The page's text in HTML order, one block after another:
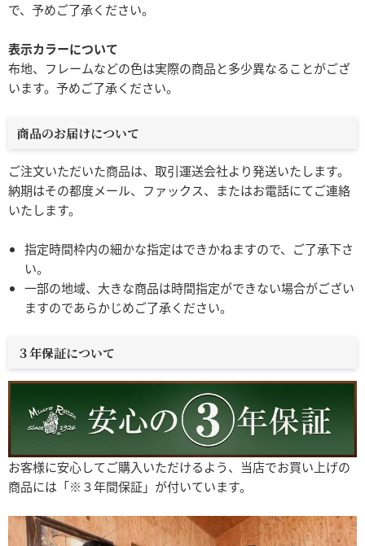
で、予めご了承ください。
表示カラーについて
布地、フレームなどの色は実際の商品と多少異なることがござ
います。予めご了承ください。
商品のお届けについて
ご注文いただいた商品は、取引運送会社より発送いたします。
納期はその都度メール、ファックス、またはお電話にてご連絡
いたします。
指定時間枠内の細かな指定はできかねますので、ご了承下さ
い。
一部の地域、大きな商品は時間指定ができない場合がござい
ますのであらかじめご了承ください。
３年保証について
お客様に安心してご購入いただけるよう、当店でお買い上げの
商品には「※３年間保証」が付いています。